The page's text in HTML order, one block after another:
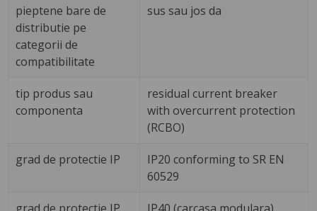
pieptene bare de
distributie pe
categorii de
compatibilitate
sus sau jos da
tip produs sau
componenta
residual current breaker
with overcurrent protection
(RCBO)
grad de protectie IP
IP20 conforming to SR EN
60529